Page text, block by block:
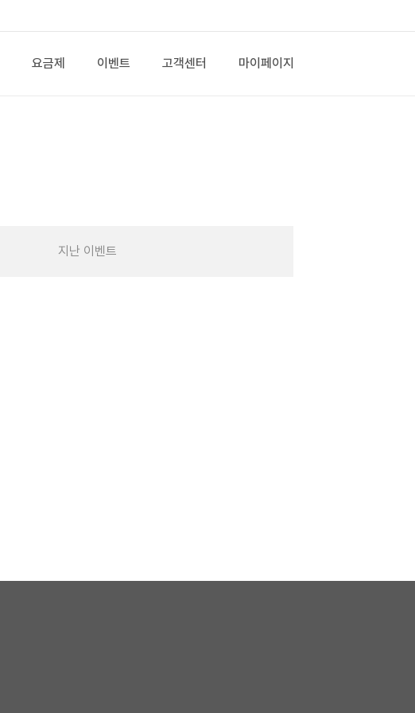
요금제 이벤트 고객센터 마이페이지
지난 이벤트